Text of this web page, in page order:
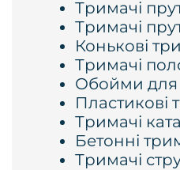
Тримачі
Тримачі
Конькові
Тримачі
Обойми для
Пластикові
Тримачі
Бетонні
Тримачі